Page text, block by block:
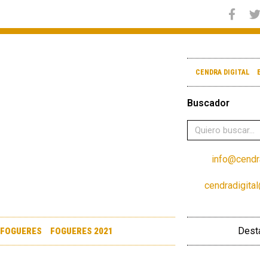
CENDRA DIGITAL
Buscador
FOGUERES FOGUERES 2021